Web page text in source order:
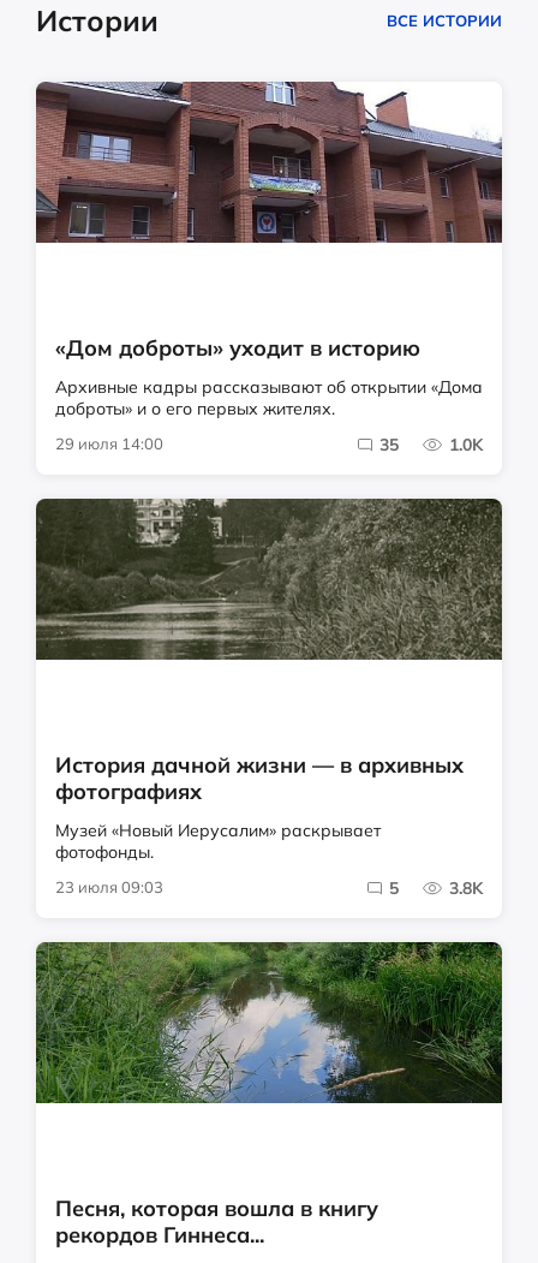
Истории ВСЕ ИСТОРИИ
«Дом доброты» уходит в историю
Архивные кадры рассказывают об открытии «Дома
доброты» и о его первых жителях.
29 июля 14:00 35 1.0K
История дачной жизни — в архивных
фотографиях
Музей «Новый Иерусалим» раскрывает
фотофонды.
23 июля 09:03 5 3.8K
Песня, которая вошла в книгу
рекордов Гиннеса...